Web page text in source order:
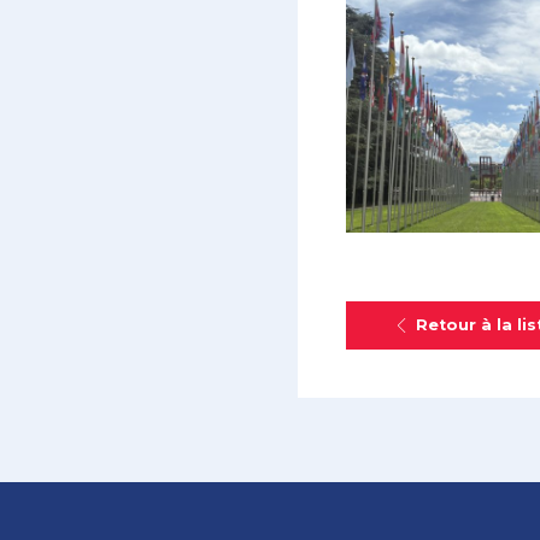
Retour à la